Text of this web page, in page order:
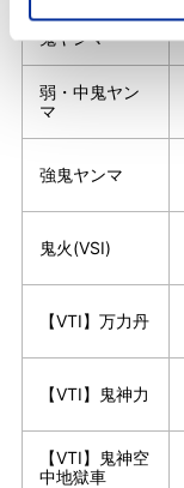
鬼ヤンマ
弱・中鬼ヤン
マ
強鬼ヤンマ
鬼火(VSⅠ)
【VTⅠ】万力丹
【VTⅠ】鬼神力
【VTⅠ】鬼神空
中地獄車